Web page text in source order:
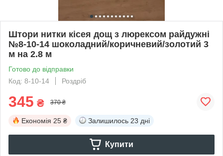
Штори нитки кісея дощ з люрексом райдужні
№8-10-14 шоколадний/коричневий/золотий 3
м на 2.8 м
Готово до відправки
Код: 8-10-14
Роздріб
345 ₴ 370 ₴
Економія 25 ₴ Залишилось 23 дні
Купити